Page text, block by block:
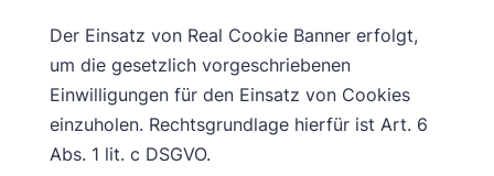
Der Einsatz von Real Cookie Banner erfolgt,
um die gesetzlich vorgeschriebenen
Einwilligungen für den Einsatz von Cookies
einzuholen. Rechtsgrundlage hierfür ist Art. 6
Abs. 1 lit. c DSGVO.